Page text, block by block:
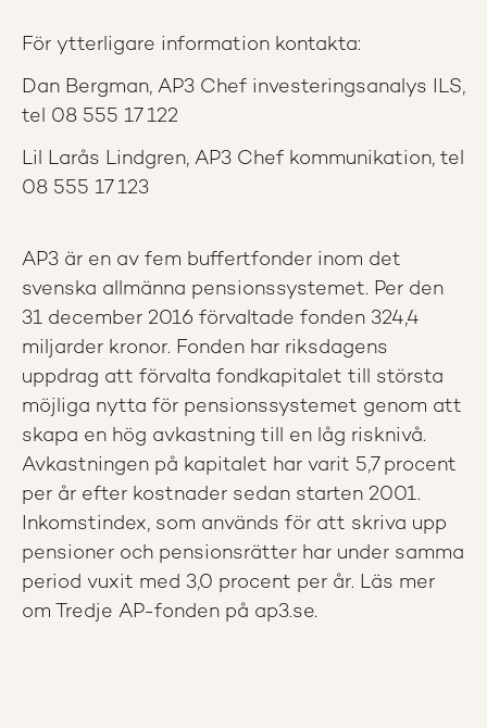
För ytterligare information kontakta:
Dan Bergman, AP3 Chef investeringsanalys ILS,
tel 08 555 17 122
Lil Larås Lindgren, AP3 Chef kommunikation, tel
08 555 17 123
AP3 är en av fem buffertfonder inom det
svenska allmänna pensionssystemet. Per den
31 december 2016 förvaltade fonden 324,4
miljarder kronor. Fonden har riksdagens
uppdrag att förvalta fondkapitalet till största
möjliga nytta för pensionssystemet genom att
skapa en hög avkastning till en låg risknivå.
Avkastningen på kapitalet har varit 5,7 procent
per år efter kostnader sedan starten 2001.
Inkomstindex, som används för att skriva upp
pensioner och pensionsrätter har under samma
period vuxit med 3,0 procent per år. Läs mer
om Tredje AP-fonden på ap3.se.